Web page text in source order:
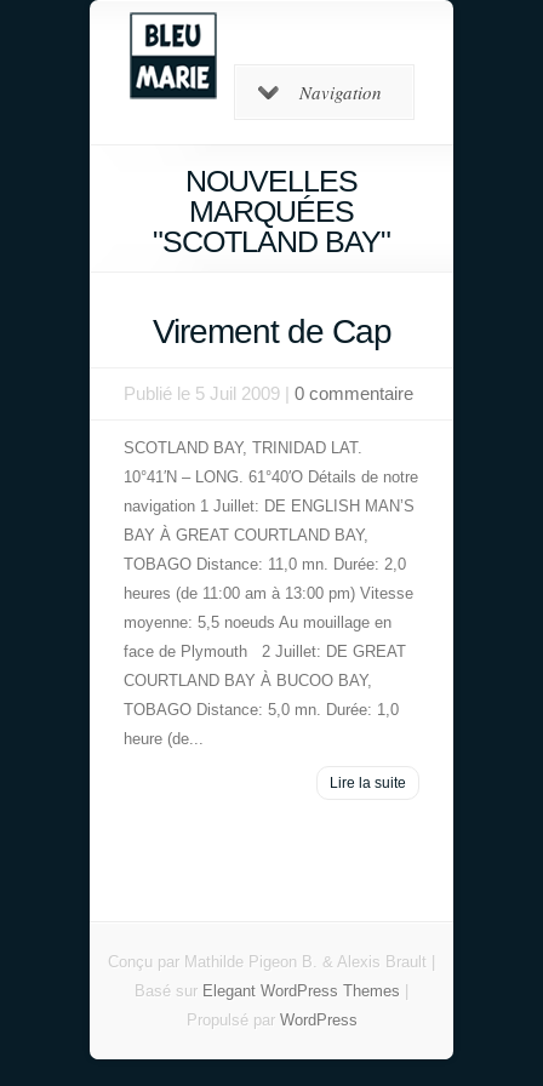
Navigation
NOUVELLES
MARQUÉES
"SCOTLAND BAY"
Virement de Cap
Publié le 5 Juil 2009 | 0 commentaire
SCOTLAND BAY, TRINIDAD LAT.
10°41′N – LONG. 61°40′O Détails de notre
navigation 1 Juillet: DE ENGLISH MAN’S
BAY À GREAT COURTLAND BAY,
TOBAGO Distance: 11,0 mn. Durée: 2,0
heures (de 11:00 am à 13:00 pm) Vitesse
moyenne: 5,5 noeuds Au mouillage en
face de Plymouth 2 Juillet: DE GREAT
COURTLAND BAY À BUCOO BAY,
TOBAGO Distance: 5,0 mn. Durée: 1,0
heure (de...
Lire la suite
Conçu par Mathilde Pigeon B. & Alexis Brault |
Basé sur Elegant WordPress Themes
Propulsé par WordPress